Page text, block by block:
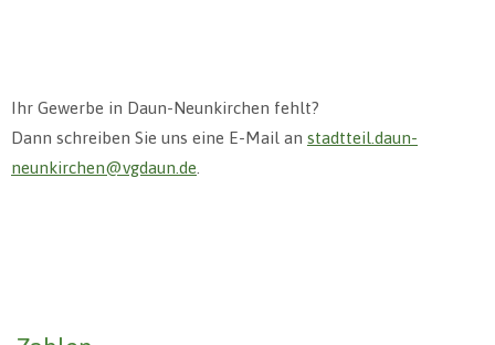
Ihr Gewerbe in Daun-Neunkirchen fehlt?
Dann schreiben Sie uns eine E-Mail an stadtteil.daun-
neunkirchen@vgdaun.de